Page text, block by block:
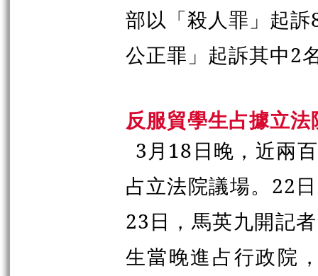
部以「殺人罪」起
公正罪」起訴其中2
反服貿學生占據立法
3月18日晚，近兩
占立法院議場。22
23日，馬英九開記
生當晚進占行政院